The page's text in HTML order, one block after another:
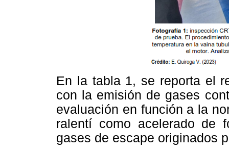
En la tabla 1, se reporta el
con la emisión de gases
evaluación en función a la
ralentí como acelerado de
gases de escape originados